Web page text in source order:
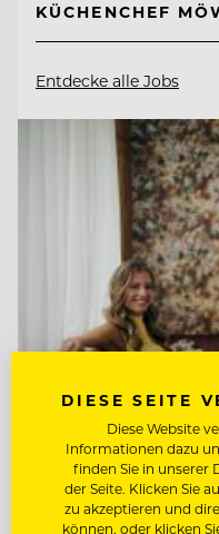
KÜCHENCHEF
Entdecke alle Jobs
TOP
Hotel
DIESE SEITE
Diese Website
Informationen dazu
finden Sie in unserer
der Seite. Klicken Sie
zu akzeptieren und
können, oder klicken